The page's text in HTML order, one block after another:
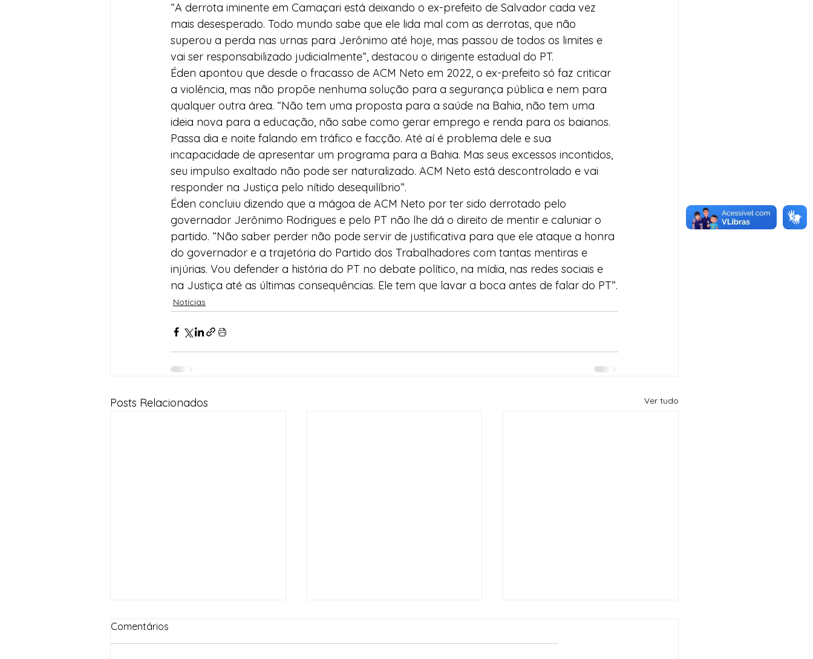
Juventude Datas Comemorativas
“A derrota iminente em Camaçari está deixando o ex-prefeito de Salvador cada vez
mais desesperado. Todo mundo sabe que ele lida mal com as derrotas, que não
superou a perda nas urnas para Jerônimo até hoje, mas passou de todos os limites e
vai ser responsabilizado judicialmente”, destacou o dirigente estadual do PT.
Éden apontou que desde o fracasso de ACM Neto em 2022, o ex-prefeito só faz criticar
a violência, mas não propõe nenhuma solução para a segurança pública e nem para
qualquer outra área. “Não tem uma proposta para a saúde na Bahia, não tem uma
ideia nova para a educação, não sabe como gerar emprego e renda para os baianos.
Passa dia e noite falando em tráfico e facção. Até aí é problema dele e sua
incapacidade de apresentar um programa para a Bahia. Mas seus excessos incontidos,
seu impulso exaltado não pode ser naturalizado. ACM Neto está descontrolado e vai
responder na Justiça pelo nítido desequilíbrio”.
Éden concluiu dizendo que a mágoa de ACM Neto por ter sido derrotado pelo
governador Jerônimo Rodrigues e pelo PT não lhe dá o direito de mentir e caluniar o
partido. “Não saber perder não pode servir de justificativa para que ele ataque a honra
do governador e a trajetória do Partido dos Trabalhadores com tantas mentiras e
injúrias. Vou defender a história do PT no debate político, na mídia, nas redes sociais e
na Justiça até as últimas consequências. Ele tem que lavar a boca antes de falar do PT”.
Notícias
Posts Relacionados Ver tudo
Comentários